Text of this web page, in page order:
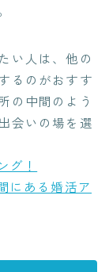
い人は、他の
るのがおすす
の中間のよう
会いの場を選
グ！
にある婚活ア